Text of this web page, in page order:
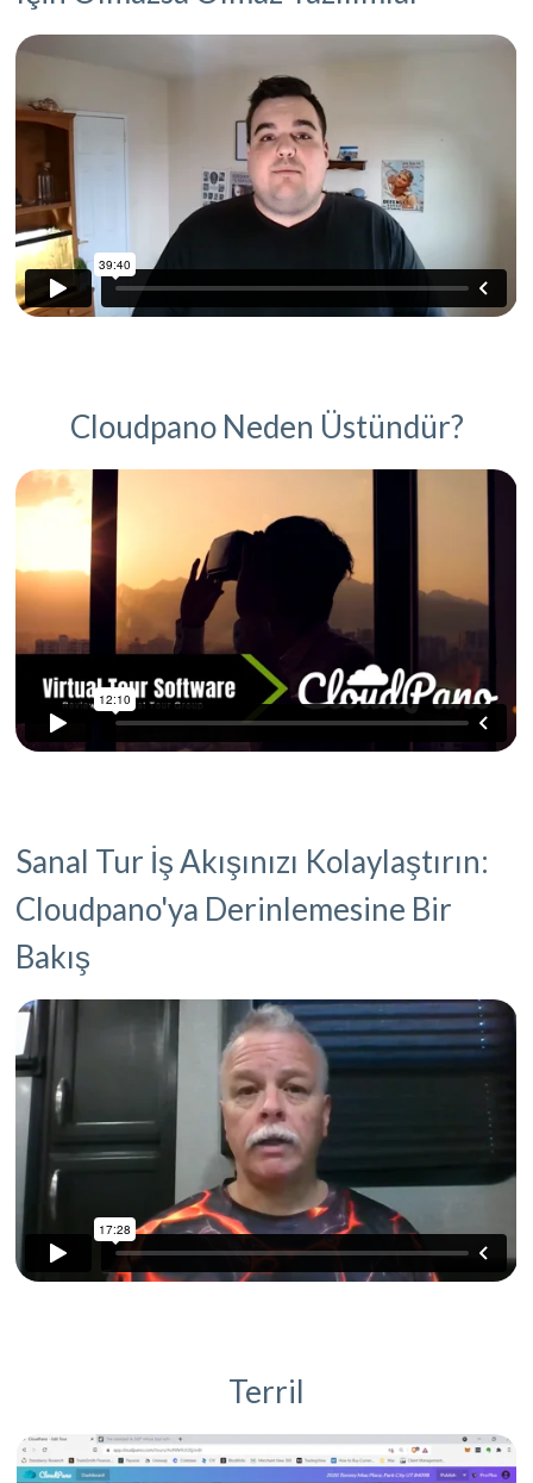
Cloudpano Neden Üstündür?
Sanal Tur İş Akışınızı Kolaylaştırın:
Cloudpano'ya Derinlemesine Bir
Bakış
Terril